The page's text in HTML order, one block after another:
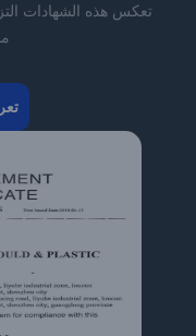
تعكس هذه الشهادات